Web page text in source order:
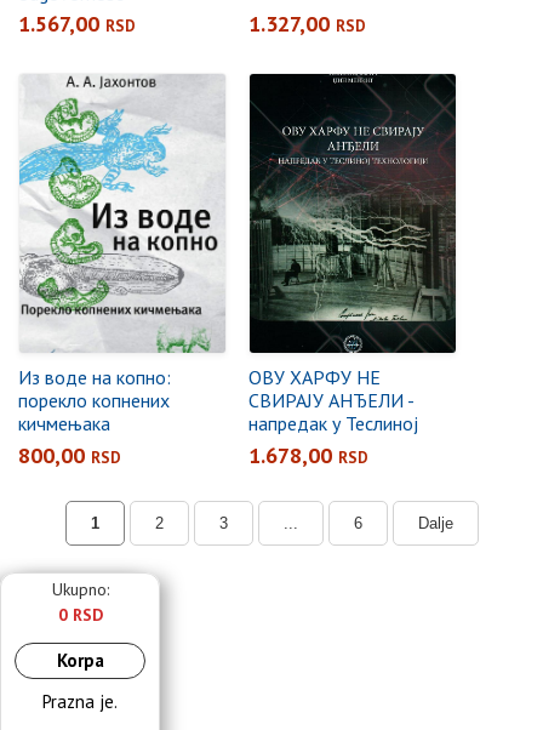
1.567,00 RSD 1.327,00 RSD
Из воде на копно:
порекло копнених
кичмењака
800,00 RSD
ОВУ ХАРФУ НЕ
СВИРАЈУ АНЂЕЛИ -
напредак у Теслиној
технологији
1.678,00 RSD
1 2 3 6 Dalje
Ukupno:
0 RSD
Korpa
Prazna je.